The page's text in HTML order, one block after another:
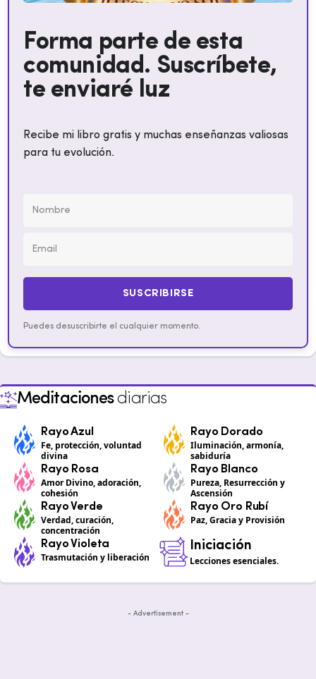
Forma parte de esta
comunidad. Suscríbete,
te enviaré luz
Recibe mi libro gratis y muchas enseñanzas valiosas
para tu evolución.
SUSCRIBIRSE
Puedes desuscribirte el cualquier momento.
Meditacionesdiarias
Rayo Azul
Fe, protección, voluntad
divina
Rayo Dorado
Iluminación, armonía,
sabiduría
Rayo Rosa
Amor Divino, adoración,
cohesión
Rayo Blanco
Pureza, Resurrección y
Ascensión
Rayo Verde
Verdad, curación,
concentración
Rayo Oro Rubí
Paz, Gracia y Provisión
Rayo Violeta
Trasmutación y liberación
Iniciación
Lecciones esenciales.
- Advertisement -